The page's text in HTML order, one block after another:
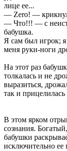
лице ее...
— Zero! —
— Что!!! — с
бабушка.
Я сам был игрок;
меня руки-ноги
На этот раз
толкалась и не
выразиться,
так и
В этом ярком
сознания.
бабушки
исключительно ее